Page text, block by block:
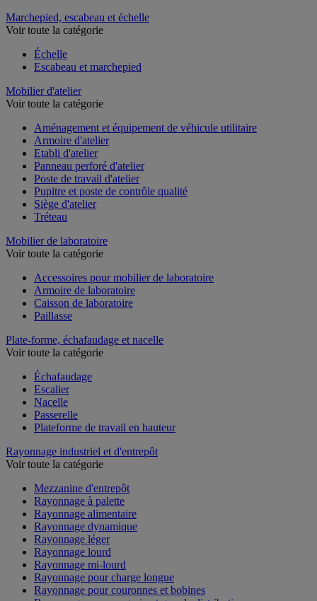
Marchepied, escabeau et échelle
Voir toute la catégorie
Échelle
Escabeau et marchepied
Mobilier d'atelier
Voir toute la catégorie
Aménagement et équipement de véhicule utilitaire
Armoire d'atelier
Etabli d'atelier
Panneau perforé d'atelier
Poste de travail d'atelier
Pupitre et poste de contrôle qualité
Siège d'atelier
Tréteau
Mobilier de laboratoire
Voir toute la catégorie
Accessoires pour mobilier de laboratoire
Armoire de laboratoire
Caisson de laboratoire
Paillasse
Plate-forme, échafaudage et nacelle
Voir toute la catégorie
Échafaudage
Escalier
Nacelle
Passerelle
Plateforme de travail en hauteur
Rayonnage industriel et d'entrepôt
Voir toute la catégorie
Mezzanine d'entrepôt
Rayonnage à palette
Rayonnage alimentaire
Rayonnage dynamique
Rayonnage léger
Rayonnage lourd
Rayonnage mi-lourd
Rayonnage pour charge longue
Rayonnage pour couronnes et bobines